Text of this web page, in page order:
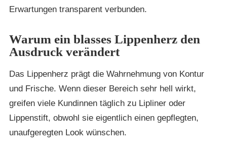
Erwartungen transparent verbunden.
Warum ein blasses Lippenherz den
Ausdruck verändert
Das Lippenherz prägt die Wahrnehmung von Kontur
und Frische. Wenn dieser Bereich sehr hell wirkt,
greifen viele Kundinnen täglich zu Lipliner oder
Lippenstift, obwohl sie eigentlich einen gepflegten,
unaufgeregten Look wünschen.